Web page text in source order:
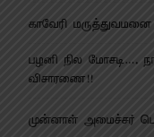
காவேரி
பழனி நில மோசடி….
விசாரணை!!
முன்னாள் அமைச்சர்